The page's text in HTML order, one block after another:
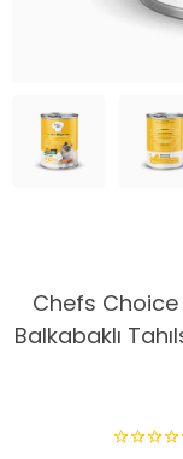
Chefs Choice
Balkabaklı